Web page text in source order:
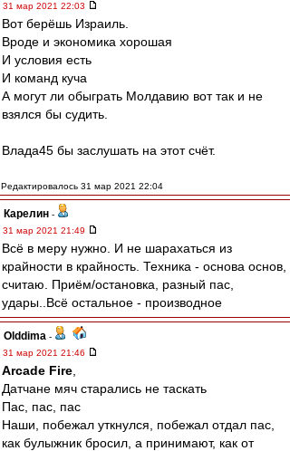
31 мар 2021 22:03
Вот берёшь Израиль.
Вроде и экономика хорошая
И условия есть
И команд куча
А могут ли обыграть Молдавию вот так и не
взялся бы судить.
Влада45 бы заслушать на этот счёт.
Редактировалось 31 мар 2021 22:04
Карелин -
31 мар 2021 21:49
Всё в меру нужно. И не шарахаться из
крайности в крайность. Техника - основа основ,
считаю. Приём/остановка, разный пас,
удары..Всё остальное - производное
Olddima -
31 мар 2021 21:46
Arcade Fire
Датчане мяч старались не таскать
Пас, пас, пас
Наши, побежал уткнулся, побежал отдал пас,
как булыжник бросил, а принимают, как от